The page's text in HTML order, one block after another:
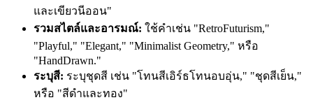
และเขียวนีออน"
รวมสไตล์และอารมณ์: ใช้คำเช่น "RetroFuturism,"
"Playful," "Elegant," "Minimalist Geometry," หรือ
"HandDrawn."
ระบุสี: ระบุชุดสี เช่น "โทนสีเอิร์ธโทนอบอุ่น," "ชุดสีเย็น,"
หรือ "สีดำและทอง"